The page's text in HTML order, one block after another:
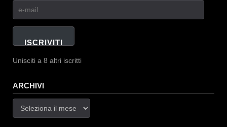
ISCRIVITI
Unisciti a 8 altri iscritti
ARCHIVI